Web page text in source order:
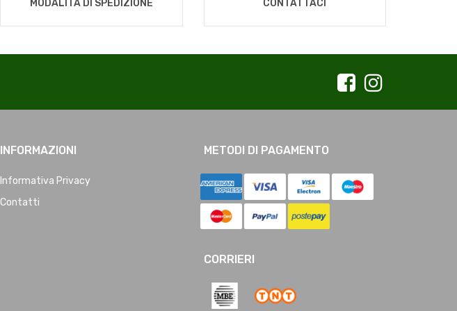
MODALITÀ DI SPEDIZIONE CONTATTACI
INFORMAZIONI
Informativa Privacy
Contatti
METODI DI PAGAMENTO
CORRIERI